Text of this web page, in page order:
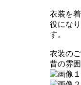
衣装を
役にな
す。
衣装の
昔の雰